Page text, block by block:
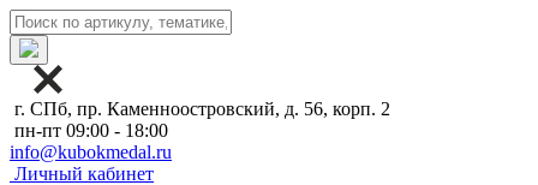
г. СПб, пр. Каменноостровский, д. 56, корп. 2
пн-пт 09:00 - 18:00
info@kubokmedal.ru
Личный кабинет